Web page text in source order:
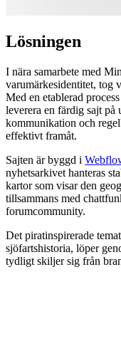
Lösningen
I nära samarbete med
varumärkesidentitet, tog
Med en etablerad
leverera en färdig sajt
kommunikation och
effektivt framåt.
Sajten är byggd i
nyhetsarkivet hanteras
kartor som visar den
tillsammans med
forumcommunity.
Det piratinspirerade
sjöfartshistoria, löper
tydligt skiljer sig från